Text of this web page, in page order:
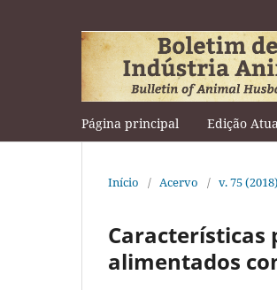
Página principal Edição
Início / Acervo / v. 75 (2018)
Características
alimentados